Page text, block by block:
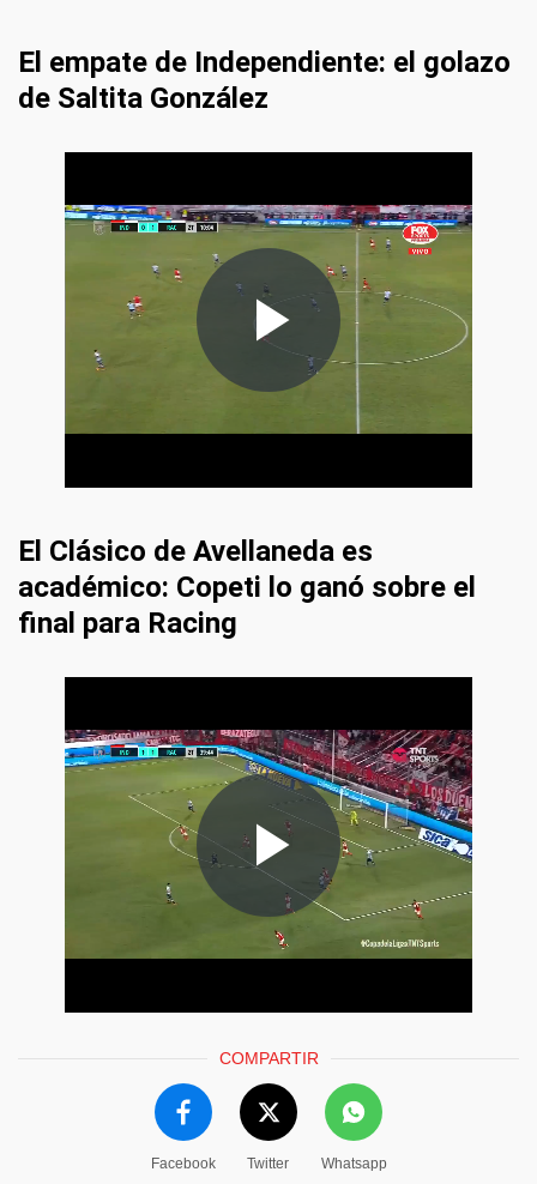
El empate de Independiente: el golazo
de Saltita González
El Clásico de Avellaneda es
académico: Copeti lo ganó sobre el
final para Racing
COMPARTIR
Facebook Twitter Whatsapp